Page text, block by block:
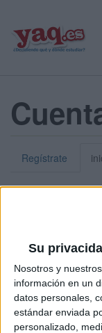
Su
Nosotros y nuestros
información en un
datos personales,
estándar enviada
personalizado,
Regístrate
Puedes iniciar
dirección de correo
Contraseña:*
Introduce la